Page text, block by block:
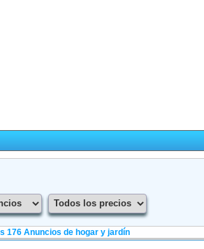
176 Anuncios de hogar y jardín